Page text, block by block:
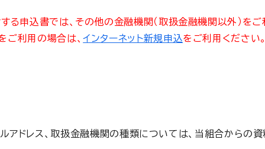
る申込書では、その他の金融機関（取扱金融機関以外）をご
利用の場合は、インターネット新規申込をご利用ください
アドレス、取扱金融機関の種類については、当組合からの